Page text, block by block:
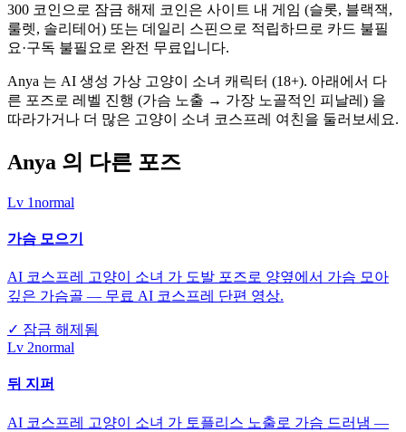
300 코인으로 잠금 해제 코인은 사이트 내 게임 (슬롯, 블랙잭,
룰렛, 솔리테어) 또는 데일리 스핀으로 적립하므로 카드 불필
요·구독 불필요로 완전 무료입니다.
Anya 는 AI 생성 가상 고양이 소녀 캐릭터 (18+). 아래에서 다
른 포즈로 레벨 진행 (가슴 노출 → 가장 노골적인 피날레) 을
따라가거나 더 많은 고양이 소녀 코스프레 여친을 둘러보세요.
Anya 의 다른 포즈
Lv 1normal
가슴 모으기
AI 코스프레 고양이 소녀 가 도발 포즈로 양옆에서 가슴 모아
깊은 가슴골 — 무료 AI 코스프레 단편 영상.
✓ 잠금 해제됨
Lv 2normal
뒤 지퍼
AI 코스프레 고양이 소녀 가 토플리스 노출로 가슴 드러냄 —